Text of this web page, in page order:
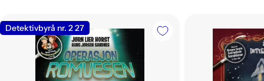
Detektivbyrå nr. 2 27